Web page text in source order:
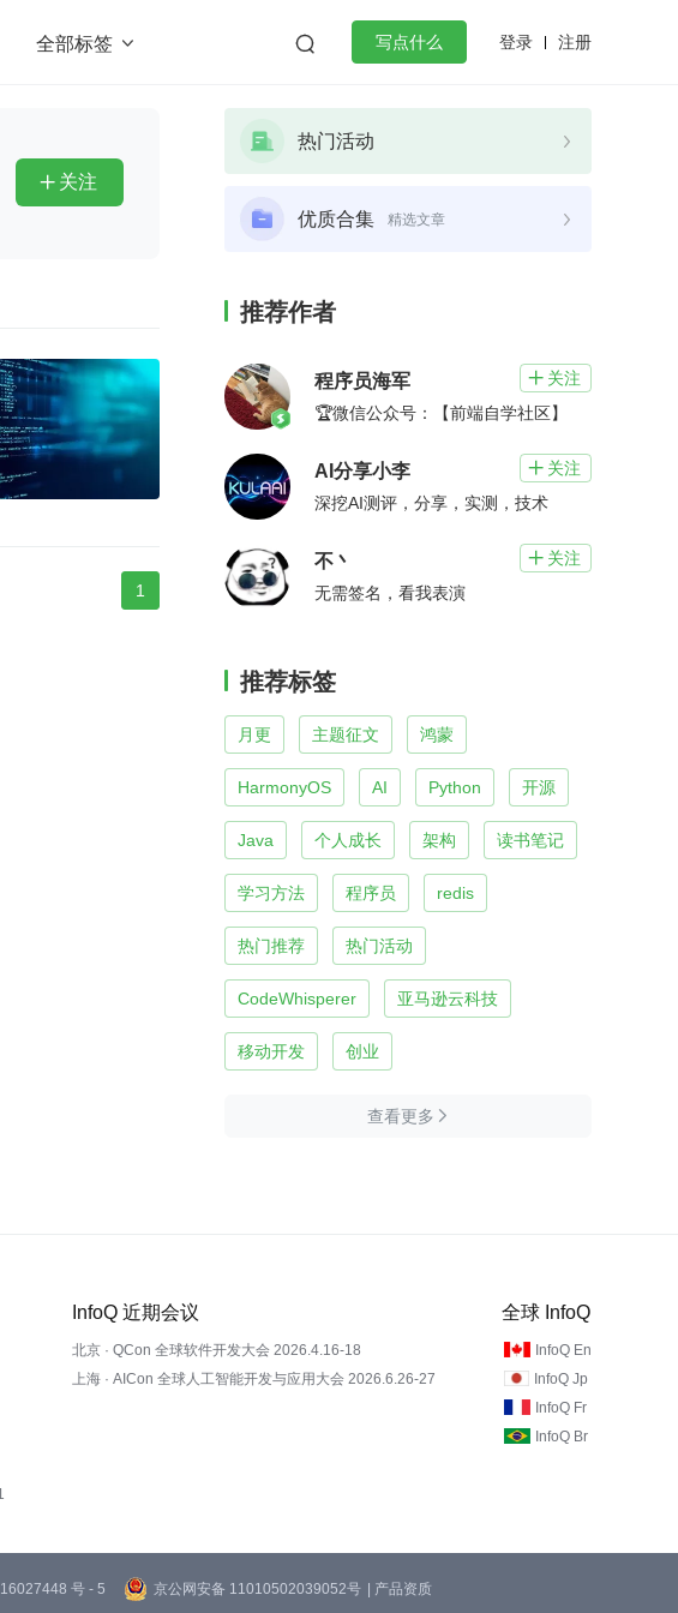
全部标签   写点什么 登录 注册
redis
 关注
1
热门活动
优质合集 精选文章
推荐作者
程序员海军  关注
🏆微信公众号：【前端自学社区】
AI分享小李  关注
深挖AI测评，分享，实测，技术
不丶  关注
无需签名，看我表演
推荐标签
月更 主题征文 鸿蒙
HarmonyOS AI Python 开源
Java 个人成长 架构 读书笔记
学习方法 程序员 redis
热门推荐 热门活动
CodeWhisperer 亚马逊云科技
移动开发 创业
查看更多 
InfoQ 近期会议
北京 · QCon 全球软件开发大会 2026.4.16-18
上海 · AICon 全球人工智能开发与应用大会 2026.6.26-27
全球 InfoQ
InfoQ En
InfoQ Jp
InfoQ Fr
InfoQ Br
号 - 5 京公网安备 11010502039052号 | 产品资质